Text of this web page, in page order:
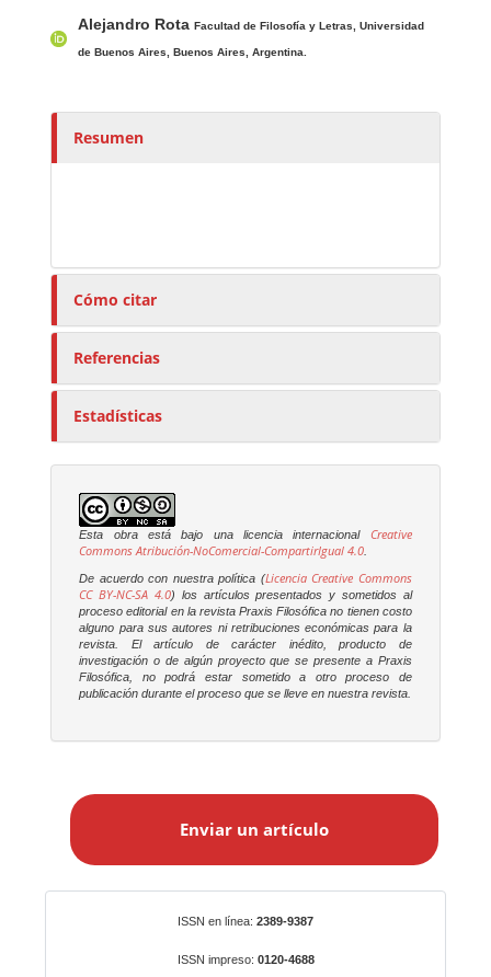
u
r
s
Alejandro RotaFacultad de Filosofía y Letras, Universidad
de Buenos Aires, Buenos Aires, Argentina.
Resumen
Cómo citar
Referencias
Estadísticas
Esta obra está bajo una licencia internacional
Creative
Commons Atribución-NoComercial-CompartirIgual 4.0
De acuerdo con nuestra política (Licencia Creative Commons
CC BY-NC-SA 4.0) los artículos presentados y sometidos al
proceso editorial en la revistaPraxis Filosófica no tienen costo
alguno para sus autores ni retribuciones económicas para la
revista. El artículo de carácter inédito, producto de
investigación o de algún proyecto que se presente a Praxis
Filosófica , no podrá estar sometido a otro proceso de
publicación durante el proceso que se lleve en nuestra revista.
a
Enviar un artículo
ISSN en línea: 2389-9387
ISSN impreso: 0120-4688